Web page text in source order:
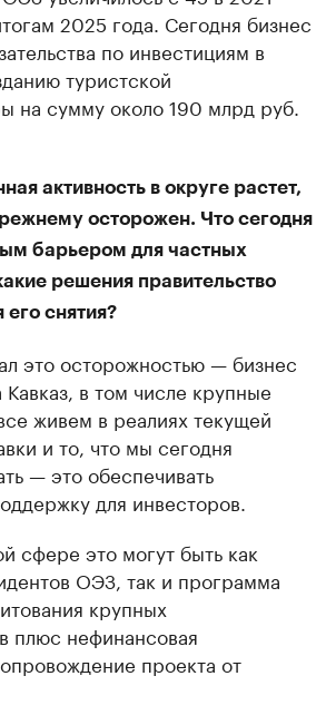
2025 года. Сегодня бизнес
по инвестициям в
туристской
на сумму около 190 млрд руб.
активность в округе растет,
осторожен. Что сегодня
барьером для частных
решения правительство
его снятия?
это осторожностью — бизнес
Кавказ, в том числе крупные
живем в реалиях текущей
и то, что мы сегодня
— это обеспечивать
для инвесторов.
сфере это могут быть как
ОЭЗ, так и программа
крупных
плюс нефинансовая
проекта от